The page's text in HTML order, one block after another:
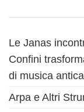
Le Janas
Confini
di musica antica
Arpa e Altri